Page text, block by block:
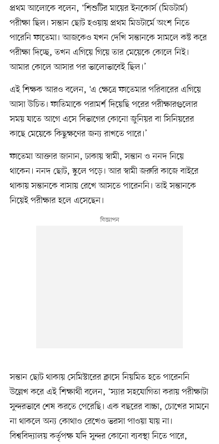
প্রথম আলোকে বলেন, ‘শিশুটির মায়ের ইনকোর্স (মিডটার্ম)
পরীক্ষা ছিল। সন্তান ছোট হওয়ায় প্রথম মিডটার্মে অংশ নিতে
পারেনি ফাতেমা। আজকেও যখন দেখি সন্তানকে সামলে কষ্ট করে
পরীক্ষা দিচ্ছে, তখন এগিয়ে গিয়ে তার মেয়েকে কোলে নিই।
আমার কোলে আসার পর ভালোভাবেই ছিল।’
এই শিক্ষক আরও বলেন, ‘এ ক্ষেত্রে ফাতেমার পরিবারের এগিয়ে
আসা উচিত। ফাতিমাকে পরামর্শ দিয়েছি পরের পরীক্ষারগুলোর
সময় যাতে আগে এসে বিভাগের কোনো জুনিয়র বা সিনিয়রের
কাছে মেয়েকে কিছুক্ষণের জন্য রাখতে পারে।’
ফাতেমা আক্তার জানান, ঢাকায় স্বামী, সন্তান ও ননদ নিয়ে
থাকেন। ননদ ছোট, স্কুলে পড়ে। আর স্বামী জরুরি কাজে বাইরে
থাকায় সন্তানকে বাসায় রেখে আসতে পারেননি। তাই সন্তানকে
নিয়েই পরীক্ষার হলে এসেছেন।
সন্তান ছোট থাকায় সেমিস্টারের ক্লাসে নিয়মিত হতে পারেননি
উল্লেখ করে এই শিক্ষার্থী বলেন, ‘স্যার সহযোগিতা করায় পরীক্ষাটা
সুন্দরভাবে শেষ করতে পেরেছি। এক বছরের বাচ্চা, চোখের সামনে
না থাকলে অন্য কোথাও রেখেও ভরসা পাওয়া যায় না।
বিশ্ববিদ্যালয় কর্তৃপক্ষ যদি সুন্দর কোনো ব্যবস্থা নিতে পারে,